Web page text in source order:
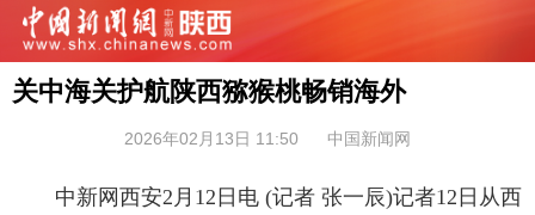
关中海关护航陕西猕猴桃畅销海外
2026年02月13日 11:50 中国新闻网
中新网西安2月12日电 (记者 张一辰)记者12日从西